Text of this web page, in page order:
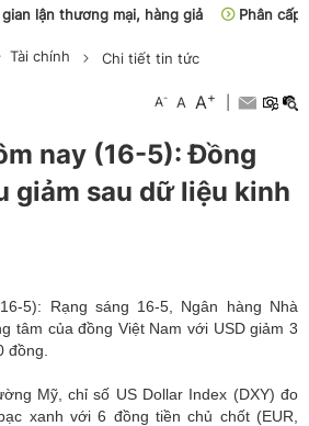
lận thương mại, hàng giả
Phân cấp,
Tài chính Chi tiết tin tức
A- A A+
nay (16-5): Đồng
giảm sau dữ liệu kinh
5): Rạng sáng 16-5, Ngân hàng Nhà
tâm của đồng Việt Nam với USD giảm 3
đồng.
Mỹ, chỉ số US Dollar Index (DXY) đo
xanh với 6 đồng tiền chủ chốt (EUR,